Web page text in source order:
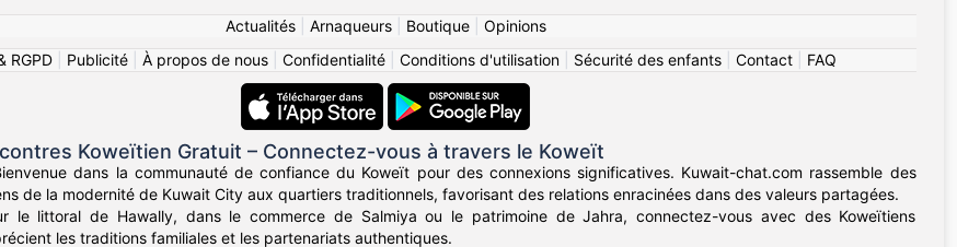
Actualités| Arnaqueurs| Boutique| Opinions
RGPD| Publicité| À propos de nous| Confidentialité| Conditions d'utilisation| Sécurité des enfants| Contact| FAQ
Koweïtien Gratuit – Connectez-vous à travers le Koweït
dans la communauté de confiance du Koweït pour des connexions significatives. Kuwait-chat.com rassemble des
de la modernité de Kuwait City aux quartiers traditionnels, favorisant des relations enracinées dans des valeurs partagées.
le littoral de Hawally, dans le commerce de Salmiya ou le patrimoine de Jahra, connectez-vous avec des Koweïtiens
les traditions familiales et les partenariats authentiques.